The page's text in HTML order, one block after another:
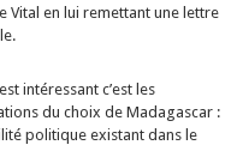
Vital en lui remettant une lettre
intéressant c’est les
du choix de Madagascar :
politique existant dans le